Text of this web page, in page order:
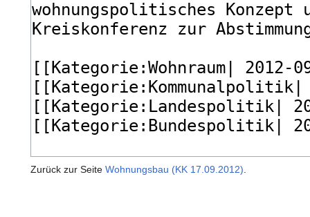
Zurück zur Seite Wohnungsbau (KK 17.09.2012)